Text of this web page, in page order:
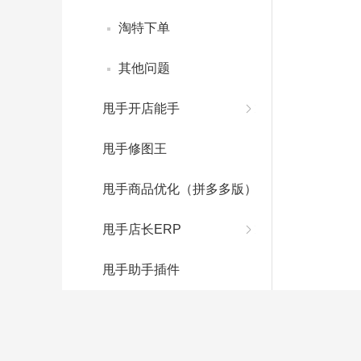
淘特下单
其他问题
甩手开店能手
甩手修图王
甩手商品优化（拼多多版）
甩手店长ERP
甩手助手插件